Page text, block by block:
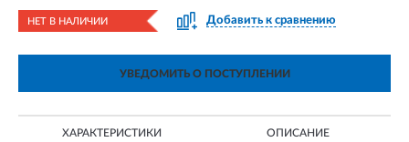
НЕТ В НАЛИЧИИ Добавить к сравнению
УВЕДОМИТЬ О ПОСТУПЛЕНИИ
ХАРАКТЕРИСТИКИ ОПИСАНИЕ